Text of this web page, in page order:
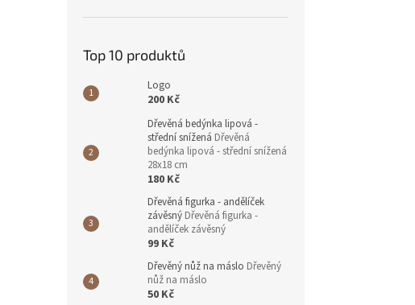
Top 10 produktů
Logo
200 Kč
Dřevěná bedýnka lipová -
střední snížená Dřevěná
bedýnka lipová - střední snížená
28x18 cm
180 Kč
Dřevěná figurka - andělíček
závěsný Dřevěná figurka -
andělíček závěsný
99 Kč
Dřevěný nůž na máslo Dřevěný
nůž na máslo
50 Kč